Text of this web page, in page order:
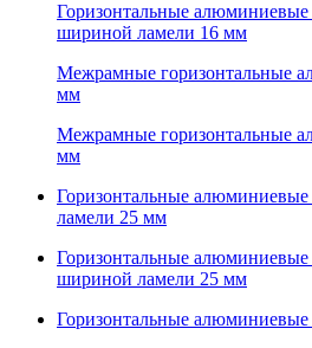
Горизонтальные
шириной ламели 16 мм
Межрамные горизонтальные
мм
Межрамные горизонтальные
мм
Горизонтальные
ламели 25 мм
Горизонтальные
шириной ламели 25 мм
Горизонтальные